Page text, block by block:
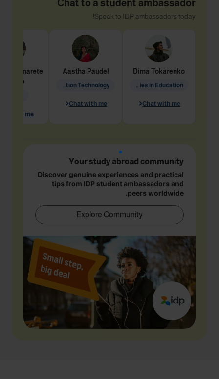
Chat to a student ambassador
Speak to IDP ambassadors today!
Dima Tokarenko
Academic Studies in Education
Chat with me
Aastha Paudel
Information Technology
Chat with me
Penarete
Vaquiro
with me
Your study abroad community
Discover genuine experiences and practical
tips from IDP student ambassadors and
peers worldwide.
Explore Community